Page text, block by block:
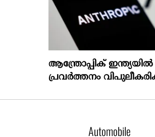
ആന്ത്രോപ്പിക് ഇന്ത്യയില്‍
പ്രവര്‍ത്തനം
Automobile